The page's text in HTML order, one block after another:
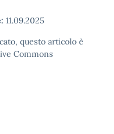
11.09.2025
questo articolo è
Commons